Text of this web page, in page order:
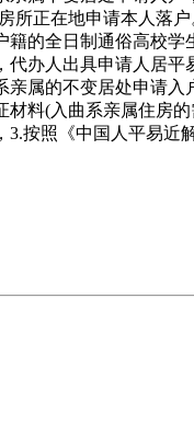
正在地申请本人落
的全日制通俗高校
办人出具申请人居
属的不变居处申请
料(入曲系亲属住房
按照《中国人平易近